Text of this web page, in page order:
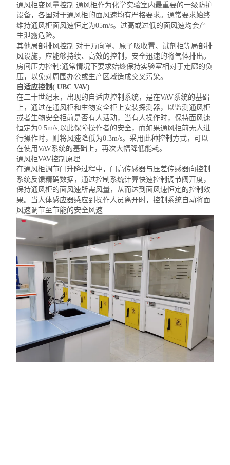
通风柜变风量控制:通风柜作为化学实验室内最重要的一级防护
设备，各国对于通风柜的面风速均有严格要求。通常要求始终
维持通风柜面风速恒定为05m/s。过高或过低的面风速均会产
生泄露危险。
其他局部排风控制:对于万向罩、原子吸收置、试剂柜等局部排
风设施，应能够持续、高效的控制，安全迅速的将气体排出。
房间压力控制:通常情况下要求始终保持实验室相对于走廊的负
压，以免对周围办公或生产区域造成交叉污染。
自适应控制( UBC VAV)
在二十世纪末，出现的自适应控制系统，是在VAV系统的基础
上，通过在通风柜和生物安全柜上安装探测器，以监测通风柜
或者生物安全柜前是否有人活动，当有人操作时，保持面风速
恒定为0.5m/s,以此保障操作者的安全，而如果通风柜前无人进
行操作时，则将风速降低为0.3m/s。采用此种控制方式，可以
在使用VAV系统的基础上，再次大幅降低能耗。
通风柜VAV控制原理
在通风柜调节门升降过程中，门高传感器与压差传感器向控制
系统反馈精确数据，通过控制系统计算快速控制调节阀开度，
保持通风柜的面风速所需风量，从而达到面风速恒定的控制效
果。当人体感应器感应到操作人员离开时，控制系统自动将面
风速调节至节能的安全风速